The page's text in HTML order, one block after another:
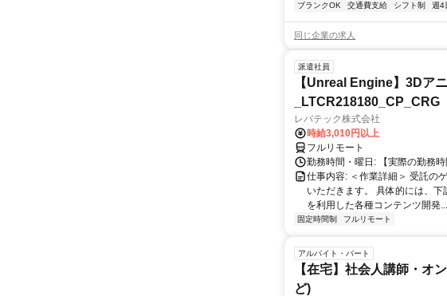
ブランクOK
交通費支給 シフト制 週4
同じ企業の求人
派遣社員
【Unreal Engine】3Dア
_LTCR218180_CP_CRG
レバテック株式会社
時給3,010円以上
フルリモート
勤務時間・曜日: 【実際の勤務
仕事内容: ＜作業詳細＞ 受託の
いただきます。 具体的には、
を利用した各種コンテンツ開発...
固定時間制 フルリモート
アルバイト・パート
【在宅】社会人講師・オ
ど)